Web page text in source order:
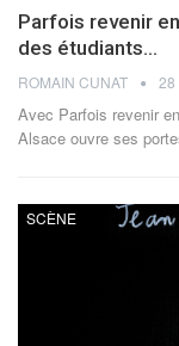
Parfois revenir
des étudiants…
ROMAIN CUNAT 28
Avec Parfois revenir
Alsace ouvre ses
SCÈNE